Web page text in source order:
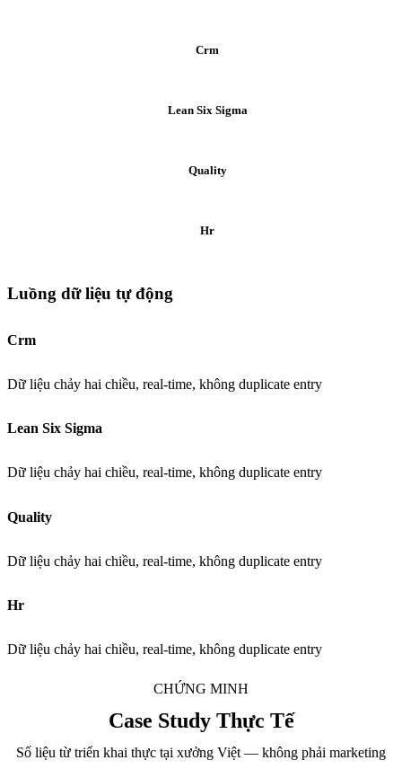
Crm
Lean Six Sigma
Quality
Hr
Luồng dữ liệu tự động
Crm
Dữ liệu chảy hai chiều, real-time, không duplicate entry
Lean Six Sigma
Dữ liệu chảy hai chiều, real-time, không duplicate entry
Quality
Dữ liệu chảy hai chiều, real-time, không duplicate entry
Hr
Dữ liệu chảy hai chiều, real-time, không duplicate entry
CHỨNG MINH
Case Study Thực Tế
Số liệu từ triển khai thực tại xưởng Việt — không phải marketing